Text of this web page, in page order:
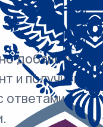
добавить в
и получить
ответами и